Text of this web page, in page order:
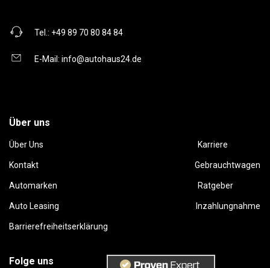
Tel.: +49 89 70 80 84 84
E-Mail: info@autohaus24.de
Über uns
Über Uns Karriere
Kontakt Gebrauchtwagen
Automarken Ratgeber
Auto Leasing Inzahlungnahme
Barrierefreiheitserklärung
Folge uns